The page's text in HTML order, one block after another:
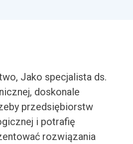
Jako specjalista ds.
doskonale
przedsiębiorstw
i potrafię
rozwiązania